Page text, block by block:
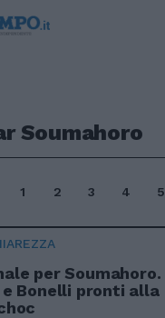
Soumahoro
1 2 3 4 5
per Soumahoro.
Bonelli pronti alla